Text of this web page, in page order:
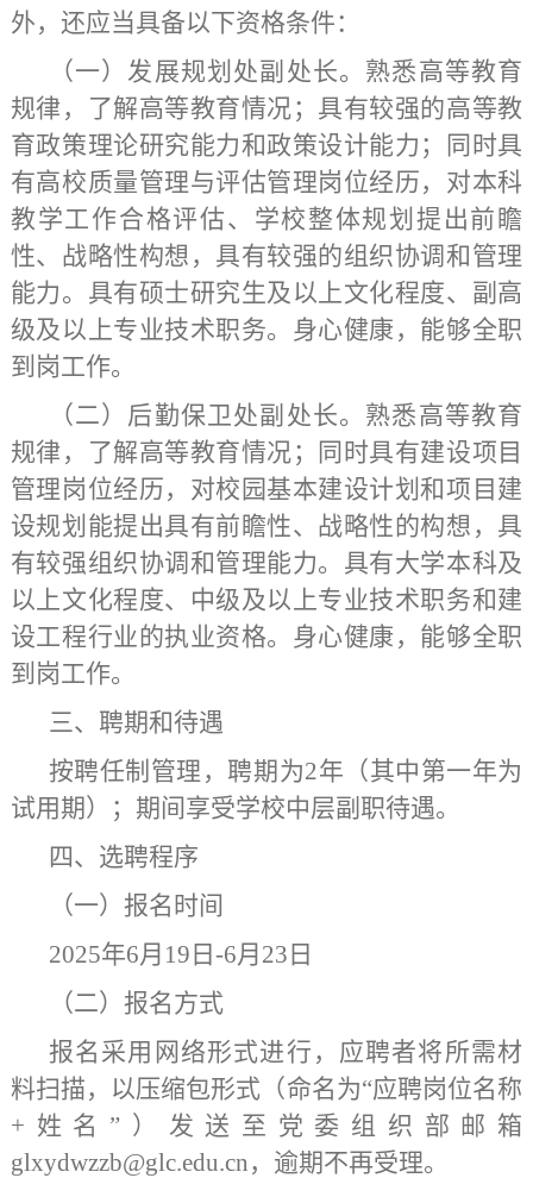
外，还应当具备以下资格条件：
（一）发展规划处副处长。 熟悉高等教育
规律，了解高等教育情况；具有较强的高等教
育政策理论研究能力和政策设计能力；同时具
有高校质量管理与评估管理岗位经历，对本科
教学工作合格评估、 学校整体规划提出前瞻
性、战略性构想，具有较强的组织协调和管理
能力。具有硕士研究生及以上文化程度、 副 高
级及以上专业技术职务。 身心健康，能够全职
到岗工作。
（二）后勤保卫处副处长。 熟悉高等教育
规律，了解高等教育情况； 同时具有建设项目
管理岗位经历，对校园基本建设计划和项目建
设规划能提出具有前 瞻性、战略性的构想 ， 具
有较强组织协调和管理能力。具有大学本科及
以上文化程度、中级及以上专业技术职务和建
设工程行业的执业资格。 身心健康，能够全职
到岗工作。
三、聘期和待遇
按聘任制管理，聘期为2年（其中第一年为
试用期）； 期间享受学校中层副职待遇。
四、选聘程序
（一）报名时间
2025年6月19日-6月23日
（二）报名方式
报名采用网络形式进行，应聘者将所需材
料扫描，以压缩包形式（命名为“应聘岗位名称
+姓名”）发送至党委组织部邮箱
glxydwzzb@glc.edu.cn，逾期不再受理。